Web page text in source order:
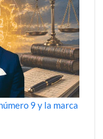
9 y la marca